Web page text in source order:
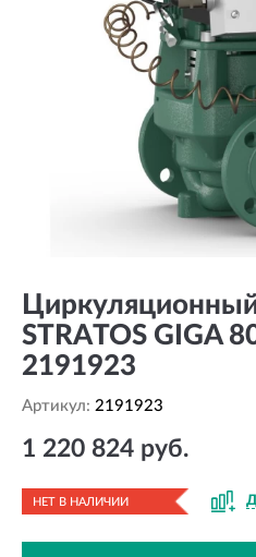
STRATOS GIGA
2191923
Артикул: 2191923
1 220 824 руб.
НЕТ В НАЛИЧИИ